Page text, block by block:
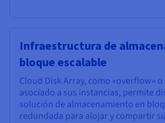
Infraestructura de
bloque escalable
Cloud Disk Array, como «overflow»
asociado a sus instancias, permite
solución de almacenamiento en
redundada para alojar y compartir